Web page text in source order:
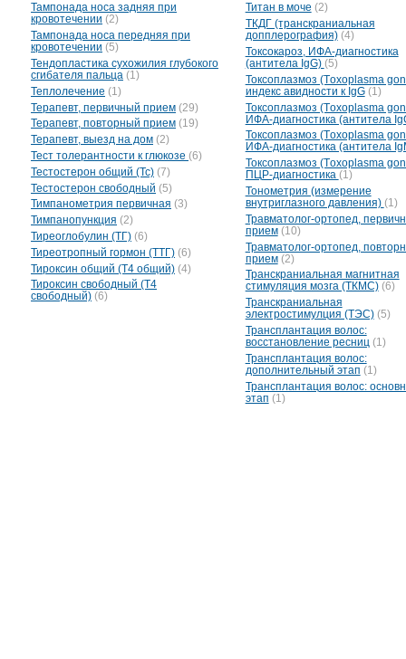
Тампонада носа задняя при
кровотечении (2)
Тампонада носа передняя при
кровотечении (5)
Тендопластика сухожилия глубокого
сгибателя пальца (1)
Теплолечение (1)
Терапевт, первичный прием (29)
Терапевт, повторный прием (19)
Терапевт, выезд на дом (2)
Тест толерантности к глюкозе (6)
Тестостерон общий (Тс) (7)
Тестостерон свободный (5)
Тимпанометрия первичная (3)
Тимпанопункция (2)
Тиреоглобулин (ТГ) (6)
Тиреотропный гормон (ТТГ) (6)
Тироксин общий (Т4 общий) (4)
Тироксин свободный (Т4
свободный) (6)
Титан в моче (2)
ТКДГ (транскраниальная
допплерография)(4)
Токсокароз, ИФА-диагностика
(антитела IgG) (5)
Токсоплазмоз (Тoxoplasma
индекс авидности к IgG(1)
Токсоплазмоз (Тoxoplasma
ИФА-диагностика (антитела
Токсоплазмоз (Тoxoplasma
ИФА-диагностика (антитела
Токсоплазмоз (Тoxoplasma
ПЦР-диагностика (1)
Тонометрия (измерение
внутриглазного давления) (1)
Травматолог-ортопед,
прием(10)
Травматолог-ортопед,
прием(2)
Транскраниальная магнитная
стимуляция мозга (ТКМС)(6)
Транскраниальная
электростимулция (ТЭС)(5)
Трансплантация волос:
восстановление ресниц(1)
Трансплантация волос:
дополнительный этап (1)
Трансплантация волос:
этап (1)